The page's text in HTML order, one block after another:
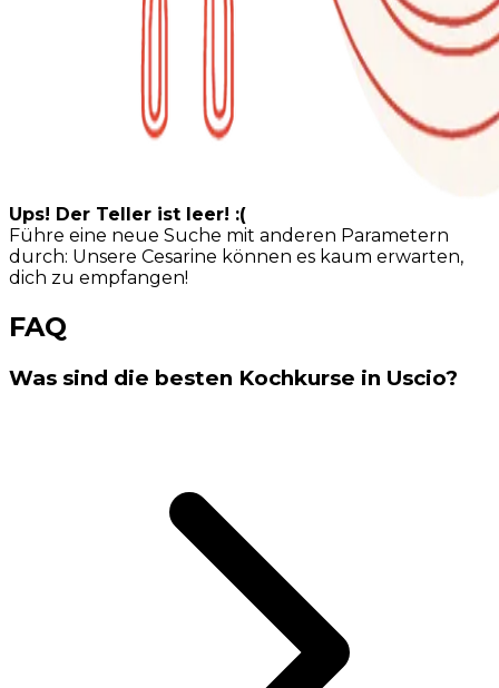
Ups! Der Teller ist leer! :(
Führe eine neue Suche mit anderen Parametern
durch: Unsere Cesarine können es kaum erwarten,
dich zu empfangen!
FAQ
Was sind die besten Kochkurse in Uscio?